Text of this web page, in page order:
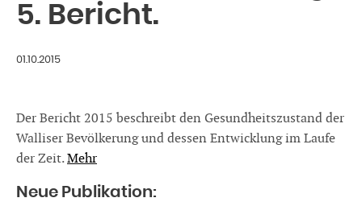
5. Bericht.
01.10.2015
Der Bericht 2015 beschreibt den Gesundheitszustand der
Walliser Bevölkerung und dessen Entwicklung im Laufe
der Zeit.Mehr
Neue Publikation: